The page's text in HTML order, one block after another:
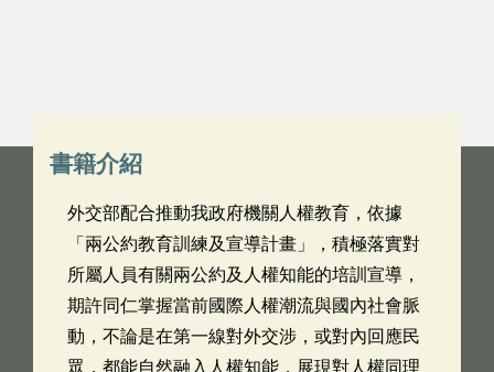
書籍介紹
外交部配合推動我政府機關人權教育，依據
「兩公約教育訓練及宣導計畫」，積極落實對
所屬人員有關兩公約及人權知能的培訓宣導，
期許同仁掌握當前國際人權潮流與國內社會脈
動，不論是在第一線對外交涉，或對內回應民
眾，都能自然融入人權知能，展現對人權同理